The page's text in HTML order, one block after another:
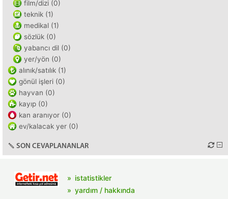
film/dizi (0)
teknik (1)
medikal (1)
sözlük (0)
yabancı dil (0)
yer/yön (0)
alınık/satılık (1)
gönül işleri (0)
hayvan (0)
kayıp (0)
kan aranıyor (0)
ev/kalacak yer (0)
SON CEVAPLANANLAR
istatistikler
yardım / hakkında